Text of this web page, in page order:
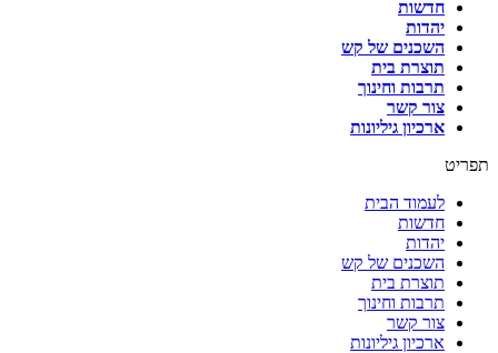
חדשות
יהדות
השכנים של קש
תוצרת בית
תרבות וחינוך
צור קשר
ארכיון גיליונות
תפריט
לעמוד הבית
חדשות
יהדות
השכנים של קש
תוצרת בית
תרבות וחינוך
צור קשר
ארכיון גיליונות